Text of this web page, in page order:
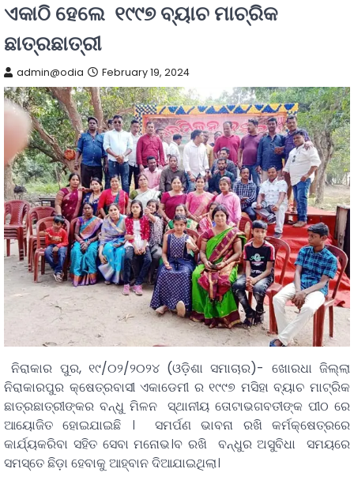
ଏକାଠି ହେଲେ ୧୯୯୭ ବ୍ୟାଚ ମାଚ୍ରିକ
ଛାତ୍ରଛାତ୍ରୀ
admin@odia February 19, 2024
ନିରାକାର ପୁର, ୧୯/୦୨/୨୦୨୪ (ଓଡ଼ିଶା ସମାଚାର)- ଖୋରଧା ଜିଲ୍ଲା
ନିରାକାରପୁର କ୍ଷେତ୍ରବାସୀ ଏକାଡେମୀ ର ୧୯୯୭ ମସିହା ବ୍ୟାଚ ମାଟ୍ରିକ
ଛାତ୍ରଛାତ୍ରୀଙ୍କର ବନ୍ଧୁ ମିଳନ ସ୍ଥାନୀୟ ତୋଟାଭଗବତୀଙ୍କ ପୀଠ ରେ
ଆୟୋଜିତ ହୋଇଯାଇଛି । ସମର୍ପଣ ଭାବନା ରଖି କର୍ମକ୍ଷେତ୍ରରେ
କାର୍ଯ୍ୟକରିବା ସହିତ ସେବା ମନୋଭ।ବ ରଖି ବନ୍ଧୁର ଅସୁବିଧା ସମୟରେ
ସମସ୍ତେ ଛିଡ଼ା ହେବାକୁ ଆହ୍ବାନ ଦିଆଯାଇଥିଲା।